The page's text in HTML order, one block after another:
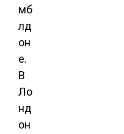
мб
лд
он
е.
В
Ло
нд
он